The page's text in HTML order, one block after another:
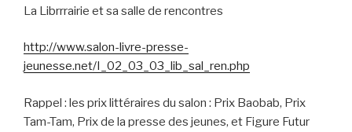
La Librrrairie et sa salle de rencontres
http://www.salon-livre-presse-
jeunesse.net/I_02_03_03_lib_sal_ren.php
Rappel : les prix littéraires du salon : Prix Baobab, Prix
Tam-Tam, Prix de la presse des jeunes, et Figure Futur